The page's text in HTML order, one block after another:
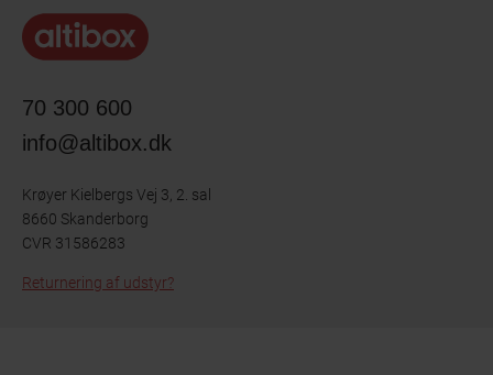
70 300 600
info@altibox.dk
Krøyer Kielbergs Vej 3, 2. sal
8660 Skanderborg
CVR 31586283
Returnering af udstyr?